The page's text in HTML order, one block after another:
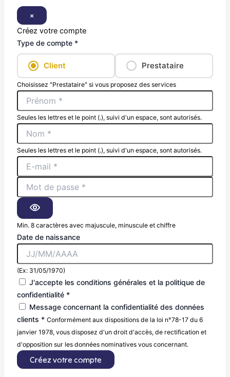
×
Créez votre compte
Type de compte *
Client Prestataire
Choisissez "Prestataire" si vous proposez des services
Seules les lettres et le point (.), suivi d'un espace, sont autorisés.
Seules les lettres et le point (.), suivi d'un espace, sont autorisés.
Min. 8 caractères avec majuscule, minuscule et chiffre
Date de naissance
(Ex: 31/05/1970)
J'accepte les conditions générales et la politique de
confidentialité *
Message concernant la confidentialité des données
clients * Conformément aux dispositions de la loi n°78-17 du 6
janvier 1978, vous disposez d'un droit d'accès, de rectification et
d'opposition sur les données nominatives vous concernant.
Créez votre compte